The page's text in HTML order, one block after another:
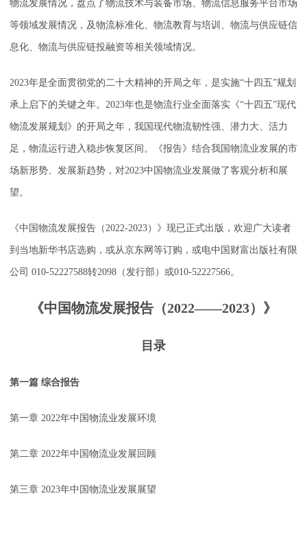
物流发展情况，盘点了物流技术与装备市场、物流信息服务平台市场
等领域发展情况，及物流标准化、物流教育与培训、物流与供应链信
息化、物流与供应链投融资等相关领域情况。
2023年是全面贯彻党的二十大精神的开局之年，是实施“十四五”规划
承上启下的关键之年。2023年也是物流行业全面落实《“十四五”现代
物流发展规划》的开局之年，我国现代物流韧性强、潜力大、活力
足，物流运行进入稳步恢复区间。《报告》结合我国物流业发展的市
场新形势、发展新趋势，对2023中国物流业发展做了客观分析和展
望。
《中国物流发展报告（2022-2023）》现已正式出版，欢迎广大读者
到当地新华书店选购，或从京东网等订购，或电中国财富出版社有限
公司 010-52227588转2098（发行部）或010-52227566。
《中国物流发展报告（2022——2023）》
目录
第一篇 综合报告
第一章 2022年中国物流业发展环境
第二章 2022年中国物流业发展回顾
第三章 2023年中国物流业发展展望